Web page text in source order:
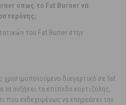
όπως το Fat Burner να
του Fat Burner στην
χρησιμοποιούμενο διεγερτικό σε fat
αυξήσει τα επίπεδα κορτιζόλης,
που ενδεχομένως να επηρεάσει την